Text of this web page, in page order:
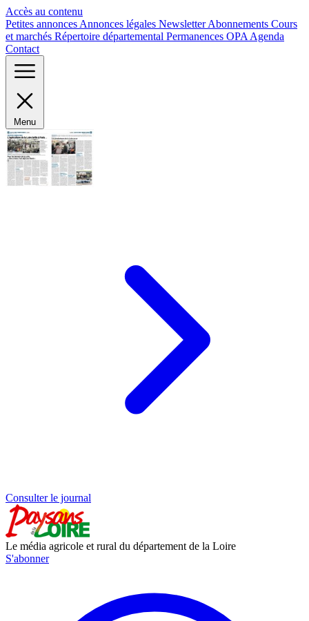
Accès au contenu
Petites annonces Annonces légales NewsletterAbonnements Cours
et marchés Répertoire départemental Permanences OPA Agenda
Contact
Menu
Consulter le journal
Le média agricole et rural du département de la Loire
S'abonner
Panneau de gestion des cookies